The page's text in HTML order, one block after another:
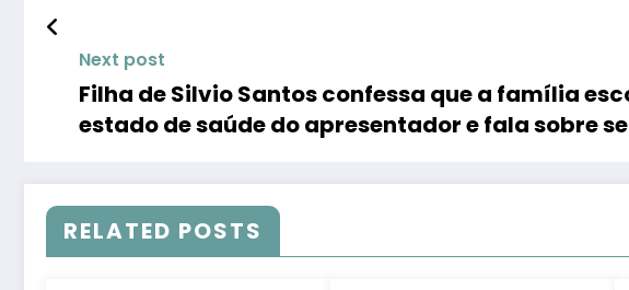
Next post
Filha de Silvio Santos confessa que a família
estado de saúde do apresentador e fala sobre
RELATED POSTS